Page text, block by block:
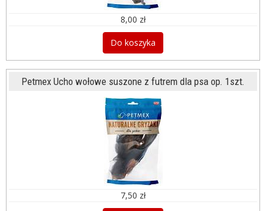
8,00 zł
Do koszyka
Petmex Ucho wołowe suszone z futrem dla psa op. 1szt.
7,50 zł